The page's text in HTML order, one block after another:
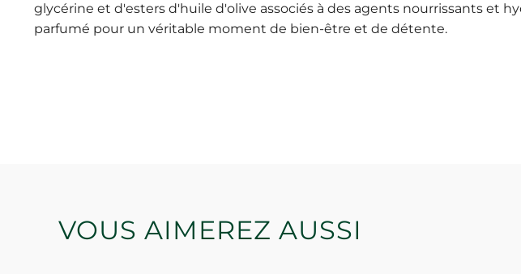
glycérine et d'esters d'huile d'olive associés à des agents nourrissants et
parfumé pour un véritable moment de bien-être et de détente.
VOUS AIMEREZ AUSSI